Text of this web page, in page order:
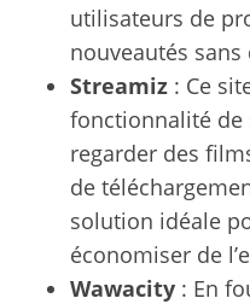
utilisateurs de
nouveautés sans
Streamiz: Ce
fonctionnalité de
regarder des
de
solution idéale
économiser de
Wawacity: En